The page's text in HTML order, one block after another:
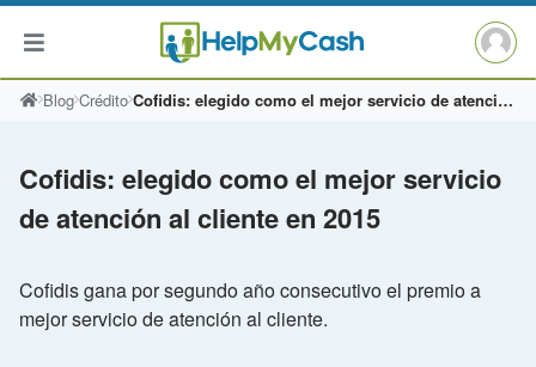
SaltarBlog Crédito Cofidis: elegido como el mejor servicio de atención al cliente en 2015
Cofidis: elegido como el mejor servicio
de atención al cliente en 2015
Cofidis gana por segundo año consecutivo el premio a
mejor servicio de atención al cliente.